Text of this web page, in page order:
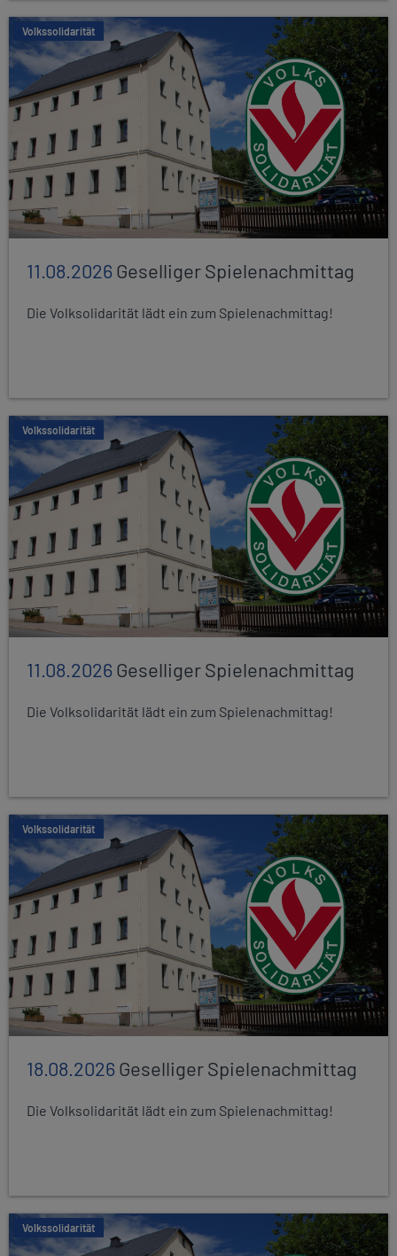
Volkssolidarität
11.08.2026Geselliger Spielenachmittag
Die Volksolidarität lädt ein zum Spielenachmittag!
Volkssolidarität
11.08.2026Geselliger Spielenachmittag
Die Volksolidarität lädt ein zum Spielenachmittag!
Volkssolidarität
18.08.2026Geselliger Spielenachmittag
Die Volksolidarität lädt ein zum Spielenachmittag!
Volkssolidarität